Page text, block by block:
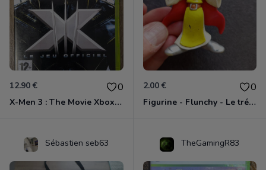
12.90 € 0
X-Men 3 : The Movie Xbox 360
2.00 € 0
Figurine - Flunchy - Le trésor des templiers
Sébastien seb63 TheGamingR83